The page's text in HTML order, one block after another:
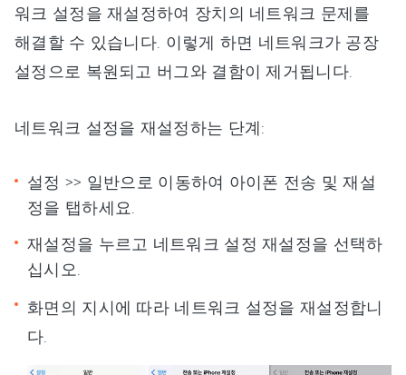
워크 설정을 재설정하여 장치의 네트워크 문제를
해결할 수 있습니다. 이렇게 하면 네트워크가 공장
설정으로 복원되고 버그와 결함이 제거됩니다.
네트워크 설정을 재설정하는 단계:
설정 >> 일반으로 이동하여 아이폰 전송 및 재설
정을 탭하세요.
재설정을 누르고 네트워크 설정 재설정을 선택하
십시오.
화면의 지시에 따라 네트워크 설정을 재설정합니
다.